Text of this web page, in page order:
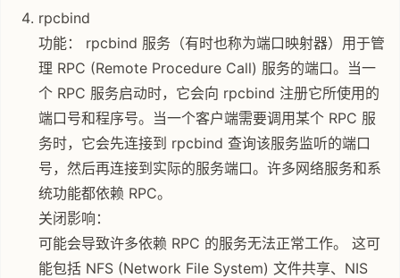
rpcbind
功能： rpcbind 服务（有时也称为端口映射器）用于管
理 RPC (Remote Procedure Call) 服务的端口。当一
个 RPC 服务启动时，它会向 rpcbind 注册它所使用的
端口号和程序号。当一个客户端需要调用某个 RPC 服
务时，它会先连接到 rpcbind 查询该服务监听的端口
号，然后再连接到实际的服务端口。许多网络服务和系
统功能都依赖 RPC。
关闭影响：
可能会导致许多依赖 RPC 的服务无法正常工作。 这可
能包括 NFS (Network File System) 文件共享、NIS